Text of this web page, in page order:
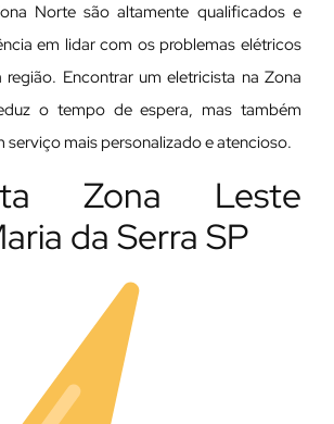
Norte são altamente qualificados e
em lidar com os problemas elétricos
região. Encontrar um eletricista na Zona
o tempo de espera, mas também
serviço mais personalizado e atencioso.
Zona Leste
da Serra SP